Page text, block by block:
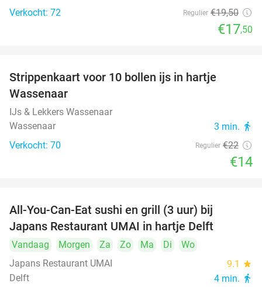
Verkocht: 72 Regulier €19,50
€17,50
Strippenkaart voor 10 bollen ijs in hartje
Wassenaar
IJs & Lekkers Wassenaar
Wassenaar
3 min. directions_walk
Verkocht: 70 Regulier €22
€14
All-You-Can-Eat sushi en grill (3 uur) bij
Japans Restaurant UMAI in hartje Delft
Vandaag Morgen Za Zo Ma Di
Wo
Japans Restaurant UMAI
9.1 star
Delft 4 min. directions_walk